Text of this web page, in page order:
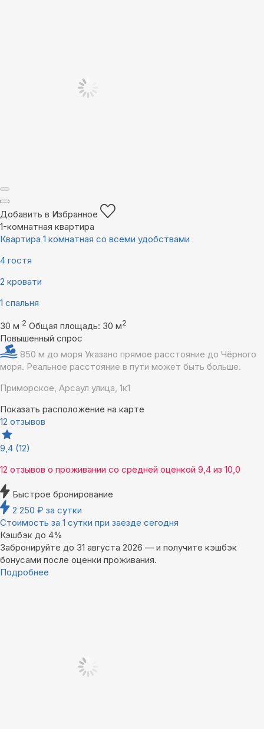
Добавить в Избранное
1-комнатная квартира
Квартира 1 комнатная со всеми удобствами
4 гостя
2 кровати
1 спальня
30 м 2 Общая площадь: 30 м2
Повышенный спрос
850 м до моря Указано прямое расстояние до Чёрного
моря. Реальное расстояние в пути может быть больше.
Приморское, Арсаул улица, 1к1
Показать расположение на карте
12 отзывов
9,4 (12)
12 отзывов о проживании со средней оценкой 9,4 из 10,0
Быстрое бронирование
2 250 ₽ за сутки
Стоимость за 1 сутки при заезде сегодня
Кэшбэк до 4%
Забронируйте до 31 августа 2026 — и получите кэшбэк
бонусами после оценки проживания.
Подробнее